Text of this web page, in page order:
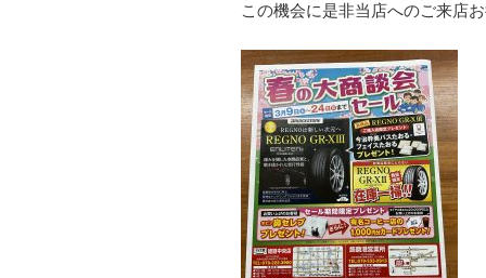
この機会に是非当店へのご来店